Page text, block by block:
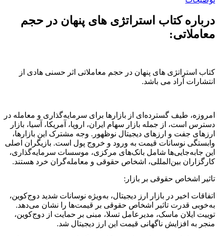
درباره کتاب استراتژی های پنهان در حجم
معاملاتی:
کتاب استراتژی های پنهان در حجم معاملاتی اثر حسنی هادی از
انتشارات آراد می باشد.
امروزه، طیف گسترده‌ای از بازارها برای سرمایه‌گذاری و معامله در
دسترس است، از جمله بازار سهام ایران، اروپا، آمریکا، آسیا، بازار
ارزهای جفت و ارزهای دیجیتال نوظهور. وجه مشترک این بازارها،
وابستگی نوسانات قیمت به ورود و خروج پول است. بازیگران اصلی
این جابه‌جایی‌ها شامل بانک‌های مرکزی، موسسات سرمایه‌گذاری،
کارگزاران بین‌المللی، اشخاص حقوقی و معامله‌گران خرد هستند.
تاثیر اشخاص حقوقی بر بازار:
اتفاقات اخیر در بازار ارز دیجیتال، به‌ویژه نوسانات شدید دوج‌کوین،
به‌خوبی قدرت تاثیر اشخاص حقوقی بر قیمت‌ها را نشان می‌دهد.
توییت ایلان ماسک، مدیرعامل تسلا، مبنی بر حمایت از دوج‌کوین،
منجر به افزایش ناگهانی قیمت این ارز دیجیتال شد.